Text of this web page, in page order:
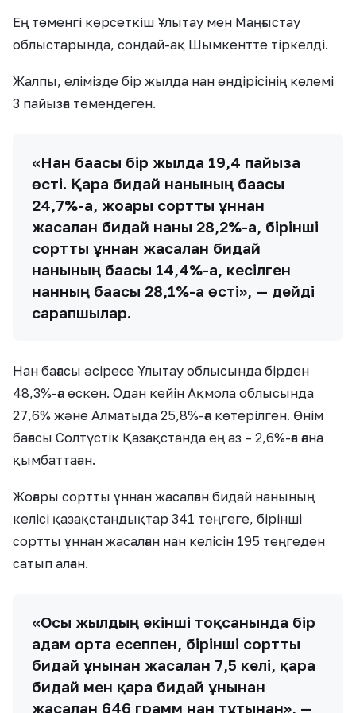
Ең төменгі көрсеткіш Ұлытау мен Маңғыстау
облыстарында, сондай-ақ Шымкентте тіркелді.
Жалпы, елімізде бір жылда нан өндірісінің көлемі
3 пайызға төмендеген.
«Нан бағасы бір жылда 19,4 пайызға
өсті. Қара бидай нанының бағасы
24,7%-ға, жоғарғы сортты ұннан
жасалған бидай наны 28,2%-ға, бірінші
сортты ұннан жасалған бидай
нанының бағасы 14,4%-ға, кесілген
нанның бағасы 28,1%-ға өсті», — дейді
сарапшылар.
Нан бағасы әсіресе Ұлытау облысында бірден
48,3%-ға өскен. Одан кейін Ақмола облысында
27,6% және Алматыда 25,8%-ға көтерілген. Өнім
бағасы Солтүстік Қазақстанда ең аз – 2,6%-ға ғана
қымбаттаған.
Жоғары сортты ұннан жасалған бидай нанының
келісі қазақстандықтар 341 теңгеге, бірінші
сортты ұннан жасалған нан келісін 195 теңгеден
сатып алған.
«Осы жылдың екінші тоқсанында бір
адам орта есеппен, бірінші сортты
бидай ұнынан жасалған 7,5 келі, қара
бидай мен қара бидай ұнынан
жасалған 646 грамм нан тұтынған», —